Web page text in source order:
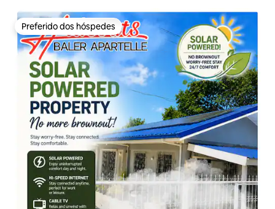
Preferido dos hóspedes
Preferido dos hóspedes